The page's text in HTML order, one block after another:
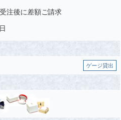
注後に差額ご請求
ゲージ貸出